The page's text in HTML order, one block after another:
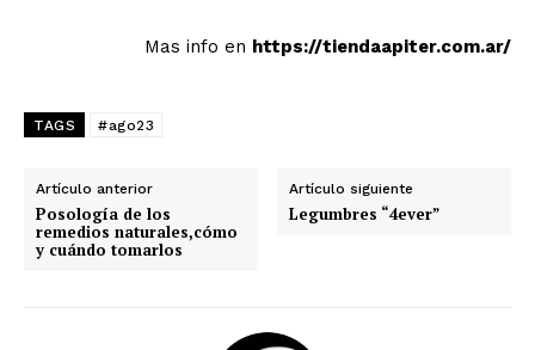
Mas info en https://tiendaapiter.com.ar/
TAGS #ago23
Artículo anterior
Posología de los
remedios naturales,cómo
y cuándo tomarlos
Artículo siguiente
Legumbres “4ever”